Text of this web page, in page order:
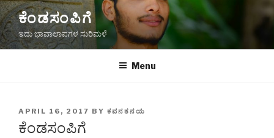
Skip
to
content
ಕೆಂಡಸಂಪಿಗೆ
ಇದು ಭಾವಾಲಾಪಗಳ ಸುರಿಮಳೆ
Menu
POSTED
ON
APRIL 16, 2017 BY ಕವನತನಯ
ಕೆಂಡಸಂಪಿಗೆ